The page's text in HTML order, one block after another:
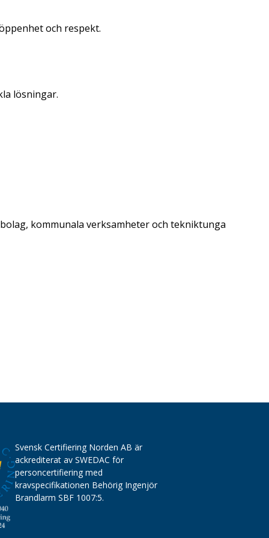
och respekt.
lösningar.
kommunala verksamheter och tekniktunga
Svensk Certifiering Norden AB är
ackrediterat av SWEDAC för
personcertifiering med
kravspecifikationen Behörig Ingenjör
Brandlarm SBF 1007:5.